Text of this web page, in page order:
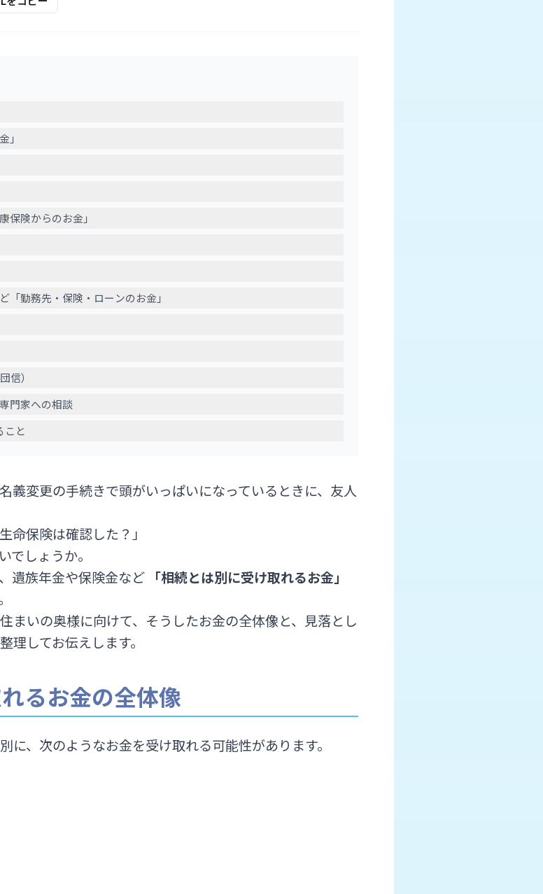
」
保険からのお金」
勤務先・保険・ローンのお金」
信）
門家への相談
こと
義変更の手続きで頭がいっぱいになっているときに、友人
命保険は確認した？」
でしょうか。
遺族年金や保険金など 「相続とは別に受け取れるお金」
まいの奥様に向けて、そうしたお金の全体像と、見落とし
理してお伝えします。
るお金の全体像
に、次のようなお金を受け取れる可能性があります。